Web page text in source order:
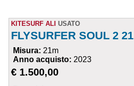
KITESURF ALI USATO
FLYSURFER SOUL 2 21
Misura: 21m
Anno acquisto:2023
€ 1.500,00